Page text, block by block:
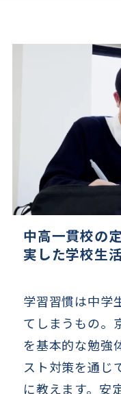
中高一貫校の
実した学校生
学習習慣は中学
てしまうもの。
を基本的な勉強
スト対策を通じ
に教えます。安